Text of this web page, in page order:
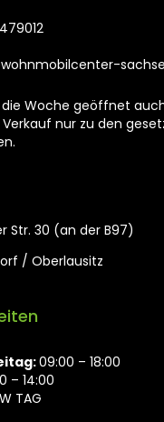
Woche geöffnet
nur zu den
Str. 30 (an der B97)
/ Oberlausitz
09:00 – 18:00
– 14:00
TAG